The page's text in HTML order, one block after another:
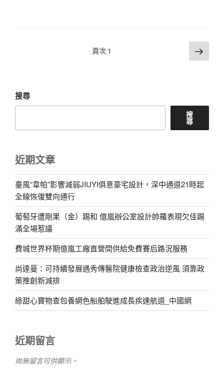
頁
頁次 1 下
一
搜尋
搜
尋
近期文章
臺風“韋帕”影響減弱JIUYI俱意豪宅設計，深中通道21時起
全線恢復雙向通行
葡萄牙遭剛果（金）踢和 億嵐辦公室設計帥羅表現欠佳踢
滿全場惹議
費城世界杯期億嵐工廠直營間供給免費賽后路況服務
尚達曼：可持續發展遇秀傳醫院健康檢查政治逆風 須靠政
策推創新減排
綠甜心寶物查包養網色船舶駛進成長疾速航道_中國網
近期留言
尚無留言可供顯示。